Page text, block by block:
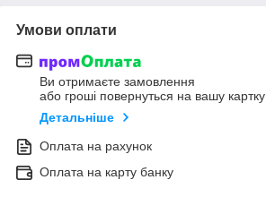
Умови оплати
Ви отримаєте замовлення
або гроші повернуться на вашу картку
Детальніше
Оплата на рахунок
Оплата на карту банку